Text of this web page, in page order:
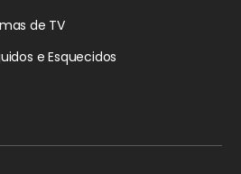
de TV
e Esquecidos